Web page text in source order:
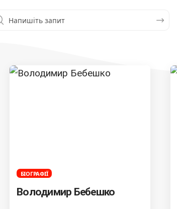
БІОГРАФІЇ
Володимир Бебешко